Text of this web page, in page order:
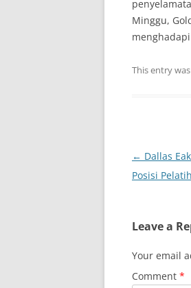
Minggu,
This entry
Post
navigation
← Dallas
Posisi
Leave a
Your email
Comment *